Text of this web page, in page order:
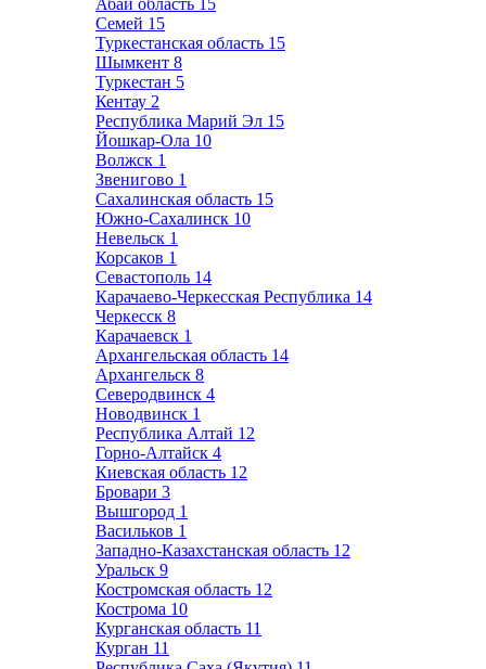
Абай область 15
Семей 15
Туркестанская область 15
Шымкент 8
Туркестан 5
Кентау 2
Республика Марий Эл 15
Йошкар-Ола 10
Волжск 1
Звенигово 1
Сахалинская область 15
Южно-Сахалинск 10
Невельск 1
Корсаков 1
Севастополь 14
Карачаево-Черкесская Республика 14
Черкесск 8
Карачаевск 1
Архангельская область 14
Архангельск 8
Северодвинск 4
Новодвинск 1
Республика Алтай 12
Горно-Алтайск 4
Киевская область 12
Бровари 3
Вышгород 1
Васильков 1
Западно-Казахстанская область 12
Уральск 9
Костромская область 12
Кострома 10
Курганская область 11
Курган 11